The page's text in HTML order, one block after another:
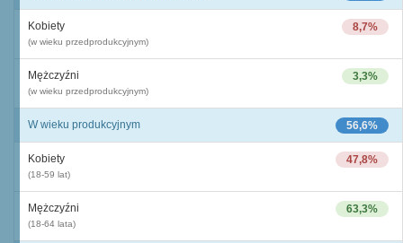
8,7%
Kobiety
(w wieku przedprodukcyjnym)
3,3%
Mężczyźni
(w wieku przedprodukcyjnym)
56,6%
W wieku produkcyjnym
47,8%
Kobiety
(18-59 lat)
63,3%
Mężczyźni
(18-64 lata)